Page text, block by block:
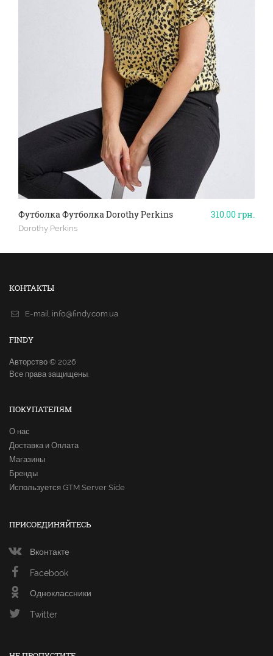
310.00грн.
Футболка Футболка Dorothy Perkins
Dorothy Perkins
КОНТАКТЫ
E-mail. info@findy.com.ua
FINDY
Авторство © 2026
Все права защищены.
ПОКУПАТЕЛЯМ
О нас
Доставка и Оплата
Магазины
Бренды
Используется GTM Server Side
ПРИСОЕДИНЯЙТЕСЬ
Вконтакте
Facebook
Одноклассники
Twitter